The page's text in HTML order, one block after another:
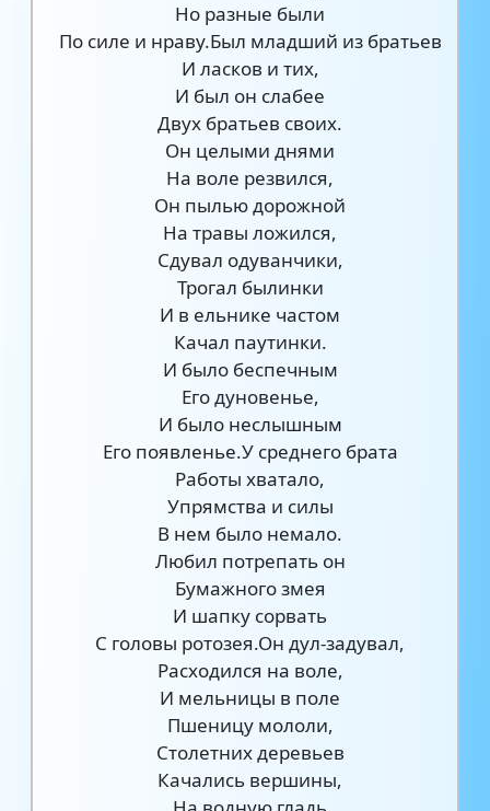
Но разные были
По силе и нраву.Был младший из братьев
И ласков и тих,
И был он слабее
Двух братьев своих.
Он целыми днями
На воле резвился,
Он пылью дорожной
На травы ложился,
Сдувал одуванчики,
Трогал былинки
И в ельнике частом
Качал паутинки.
И было беспечным
Его дуновенье,
И было неслышным
Его появленье.У среднего брата
Работы хватало,
Упрямства и силы
В нем было немало.
Любил потрепать он
Бумажного змея
И шапку сорвать
С головы ротозея.Он дул-задувал,
Расходился на воле,
И мельницы в поле
Пшеницу мололи,
Столетних деревьев
Качались вершины,